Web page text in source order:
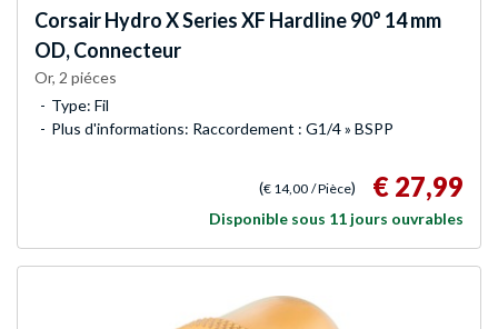
CorsairHydro X Series XF Hardline 90° 14 mm
OD, Connecteur
Or, 2 piéces
Type: Fil
Plus d'informations: Raccordement : G1/4 » BSPP
(€ 14,00 / Pièce) € 27,99
Disponible sous 11 jours ouvrables